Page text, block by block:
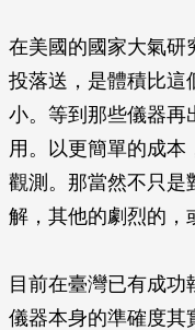
在美國的國家大氣研
投落送，是體積比這
小。等到那些儀器再
用。以更簡單的成­本
觀測。那當然不只是
解，其他的劇烈的，
目前在臺灣已有成功
儀器本身的準確度其